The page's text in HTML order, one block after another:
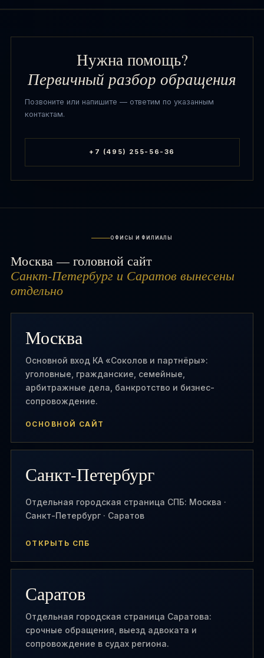
Нужна помощь?
Первичный разбор обращения
Позвоните или напишите — ответим по указанным
контактам.
+7 (495) 255-56-36
ОФИСЫ И ФИЛИАЛЫ
Москва — головной сайт
Санкт-Петербург и Саратов вынесены
отдельно
Москва
Основной вход КА «Соколов и партнёры»:
уголовные, гражданские, семейные,
арбитражные дела, банкротство и бизнес-
сопровождение.
ОСНОВНОЙ САЙТ
Санкт-Петербург
Отдельная городская страница СПБ: Москва ·
Санкт-Петербург · Саратов
ОТКРЫТЬ СПБ
Саратов
Отдельная городская страница Саратова:
срочные обращения, выезд адвоката и
сопровождение в судах региона.